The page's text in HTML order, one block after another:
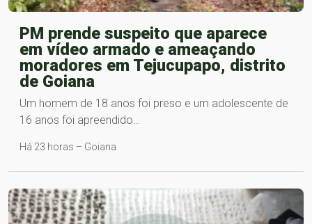
PM prende suspeito que aparece
em vídeo armado e ameaçando
moradores em Tejucupapo, distrito
de Goiana
Um homem de 18 anos foi preso e um adolescente de
16 anos foi apreendido…
Há 23 horas – Goiana